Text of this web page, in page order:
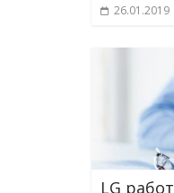
26.01.2019
LG